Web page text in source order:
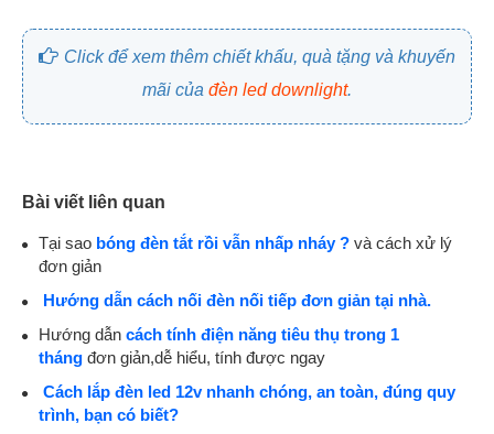
Click để xem thêm chiết khấu, quà tặng và khuyến
mãi của đèn led downlight.
Bài viết liên quan
Tại sao bóng đèn tắt rồi vẫn nhấp nháy ? và cách xử lý
đơn giản
Hướng dẫn cách nối đèn nối tiếp đơn giản tại nhà.
Hướng dẫn cách tính điện năng tiêu thụ trong 1
tháng đơn giản,dễ hiểu, tính được ngay
Cách lắp đèn led 12v nhanh chóng, an toàn, đúng quy
trình, bạn có biết?